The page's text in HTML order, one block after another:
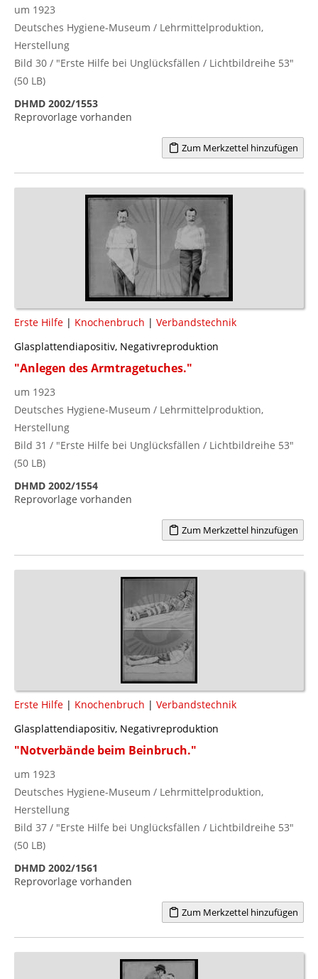
um 1923
Deutsches Hygiene-Museum / Lehrmittelproduktion,
Herstellung
Bild 30 / "Erste Hilfe bei Unglücksfällen / Lichtbildreihe 53"
(50 LB)
DHMD 2002/1553
Reprovorlage vorhanden
Zum Merkzettel hinzufügen
Erste Hilfe | Knochenbruch | Verbandstechnik
Glasplattendiapositiv, Negativreproduktion
"Anlegen des Armtragetuches."
um 1923
Deutsches Hygiene-Museum / Lehrmittelproduktion,
Herstellung
Bild 31 / "Erste Hilfe bei Unglücksfällen / Lichtbildreihe 53"
(50 LB)
DHMD 2002/1554
Reprovorlage vorhanden
Zum Merkzettel hinzufügen
Erste Hilfe | Knochenbruch | Verbandstechnik
Glasplattendiapositiv, Negativreproduktion
"Notverbände beim Beinbruch."
um 1923
Deutsches Hygiene-Museum / Lehrmittelproduktion,
Herstellung
Bild 37 / "Erste Hilfe bei Unglücksfällen / Lichtbildreihe 53"
(50 LB)
DHMD 2002/1561
Reprovorlage vorhanden
Zum Merkzettel hinzufügen